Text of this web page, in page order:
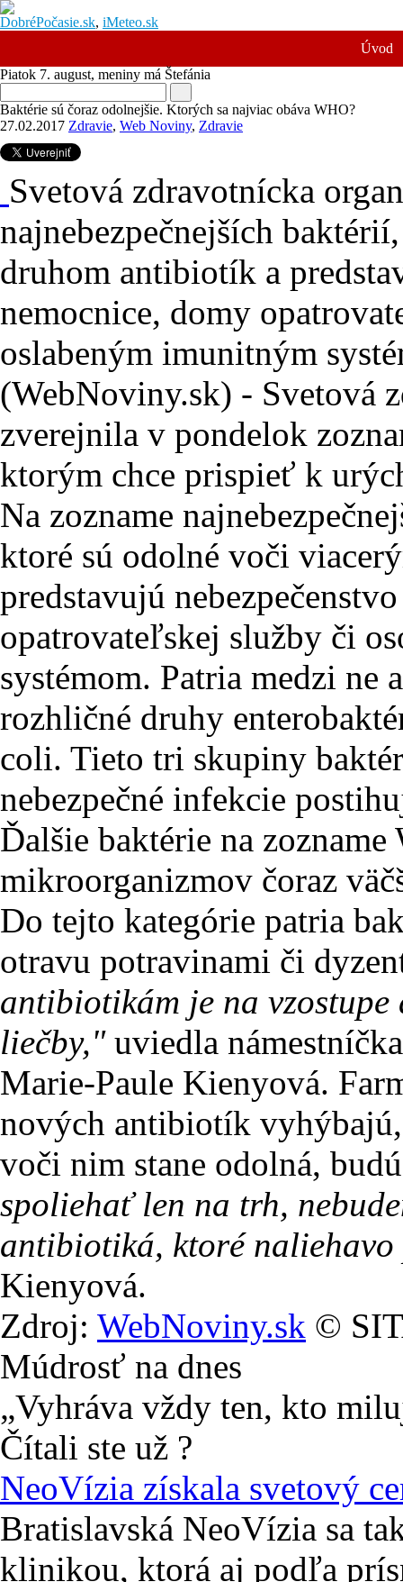
DobréPočasie.sk, iMeteo.sk
Úvod
Piatok 7. august, meniny má Štefánia
Baktérie sú čoraz odolnejšie. Ktorých sa najviac obáva WHO?
27.02.2017 Zdravie, Web Noviny, Zdravie
Svetová zdravotnícka
najnebezpečnejších
druhom antibiotík a
nemocnice, domy
oslabeným imunitným
(WebNoviny.sk) - Svetová
zverejnila v pondelok
ktorým chce prispieť k
Na zozname
ktoré sú odolné voči
predstavujú
opatrovateľskej služby či
systémom. Patria medzi ne
rozhličné druhy
coli. Tieto tri skupiny
nebezpečné infekcie
Ďalšie baktérie na
mikroorganizmov čoraz
Do tejto kategórie patria
otravu potravinami či
antibiotikám je na
liečby,"uviedla
Marie-Paule Kienyová.
nových antibiotík
voči nim stane odolná,
spoliehať len na trh,
antibiotiká, ktoré naliehavo
Kienyová.
Zdroj: WebNoviny.sk ©
Múdrosť na dnes
„Vyhráva vždy ten, kto
Čítali ste už ?
NeoVízia získala svetový
Bratislavská NeoVízia sa
klinikou, ktorá aj podľa